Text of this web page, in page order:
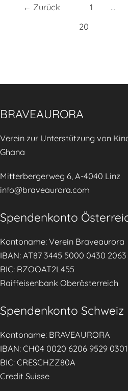
← Zurück 1 …
20
BRAVEAURORA
Verein zur Unterstützung von
Ghana
Mitterbergerweg 6, A-4040 Linz
info@braveaurora.com
Spendenkonto
Kontoname: Verein Braveaurora
IBAN: AT87 3445 5000 0430 2063
BIC: RZOOAT2L455
Raiffeisenbank Oberösterreich
Spendenkonto Schweiz
Kontoname: BRAVEAURORA
IBAN: CH04 0020 6206 9529
BIC: CRESCHZZ80A
Credit Suisse